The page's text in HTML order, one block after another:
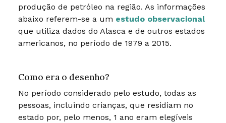
produção de petróleo na região. As informações
abaixo referem-se a um estudo observacional
que utiliza dados do Alasca e de outros estados
americanos, no período de 1979 a 2015.
Como era o desenho?
No período considerado pelo estudo, todas as
pessoas, incluindo crianças, que residiam no
estado por, pelo menos, 1 ano eram elegíveis